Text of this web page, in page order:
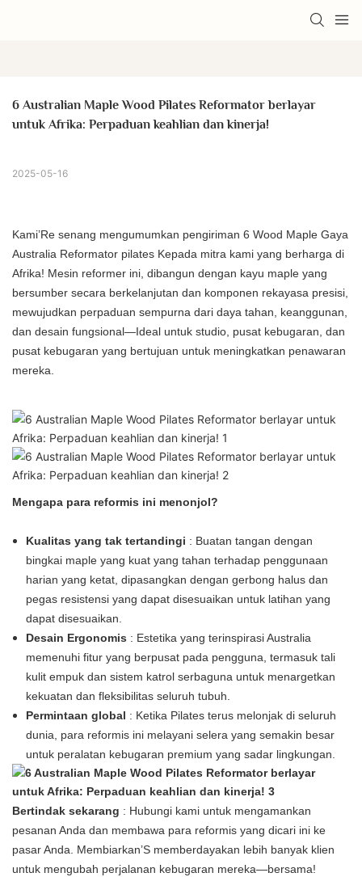
6 Australian Maple Wood Pilates Reformator berlayar
untuk Afrika: Perpaduan keahlian dan kinerja!
2025-05-16
Kami’Re senang mengumumkan pengiriman 6 Wood Maple Gaya
Australia Reformator pilates Kepada mitra kami yang berharga di
Afrika! Mesin reformer ini, dibangun dengan kayu maple yang
bersumber secara berkelanjutan dan komponen rekayasa presisi,
mewujudkan perpaduan sempurna dari daya tahan, keanggunan,
dan desain fungsional—Ideal untuk studio, pusat kebugaran, dan
pusat kebugaran yang bertujuan untuk meningkatkan penawaran
mereka.
Mengapa para reformis ini menonjol?
Kualitas yang tak tertandingi : Buatan tangan dengan
bingkai maple yang kuat yang tahan terhadap penggunaan
harian yang ketat, dipasangkan dengan gerbong halus dan
pegas resistensi yang dapat disesuaikan untuk latihan yang
dapat disesuaikan.
Desain Ergonomis : Estetika yang terinspirasi Australia
memenuhi fitur yang berpusat pada pengguna, termasuk tali
kulit empuk dan sistem katrol serbaguna untuk menargetkan
kekuatan dan fleksibilitas seluruh tubuh.
Permintaan global : Ketika Pilates terus melonjak di seluruh
dunia, para reformis ini melayani selera yang semakin besar
untuk peralatan kebugaran premium yang sadar lingkungan.
Bertindak sekarang : Hubungi kami untuk mengamankan
pesanan Anda dan membawa para reformis yang dicari ini ke
pasar Anda. Membiarkan’S memberdayakan lebih banyak klien
untuk mengubah perjalanan kebugaran mereka—bersama!